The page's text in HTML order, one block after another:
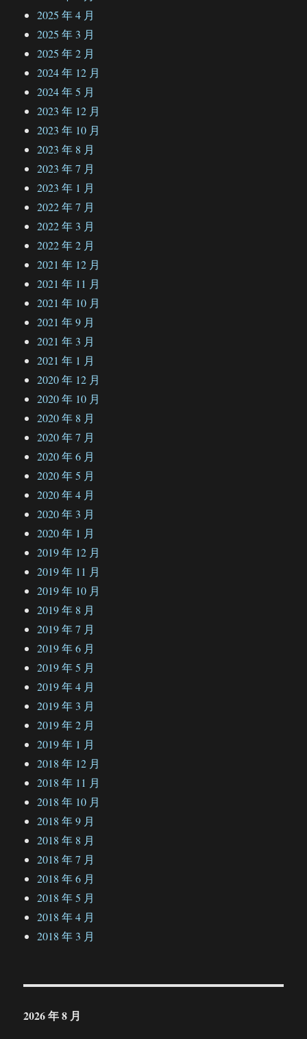
2025 年 4 月
2025 年 3 月
2025 年 2 月
2024 年 12 月
2024 年 5 月
2023 年 12 月
2023 年 10 月
2023 年 8 月
2023 年 7 月
2023 年 1 月
2022 年 7 月
2022 年 3 月
2022 年 2 月
2021 年 12 月
2021 年 11 月
2021 年 10 月
2021 年 9 月
2021 年 3 月
2021 年 1 月
2020 年 12 月
2020 年 10 月
2020 年 8 月
2020 年 7 月
2020 年 6 月
2020 年 5 月
2020 年 4 月
2020 年 3 月
2020 年 1 月
2019 年 12 月
2019 年 11 月
2019 年 10 月
2019 年 8 月
2019 年 7 月
2019 年 6 月
2019 年 5 月
2019 年 4 月
2019 年 3 月
2019 年 2 月
2019 年 1 月
2018 年 12 月
2018 年 11 月
2018 年 10 月
2018 年 9 月
2018 年 8 月
2018 年 7 月
2018 年 6 月
2018 年 5 月
2018 年 4 月
2018 年 3 月
2026 年 8 月